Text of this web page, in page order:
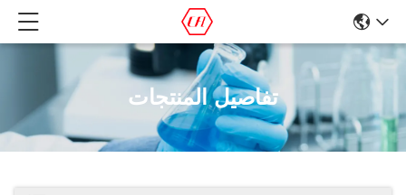
تفاصيل المنتجات